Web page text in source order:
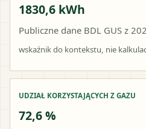
1830,6 kWh
Publiczne dane BDL GUS z
wskaźnik do kontekstu, nie
UDZIAŁ KORZYSTAJĄCYCH Z GAZU
72,6 %